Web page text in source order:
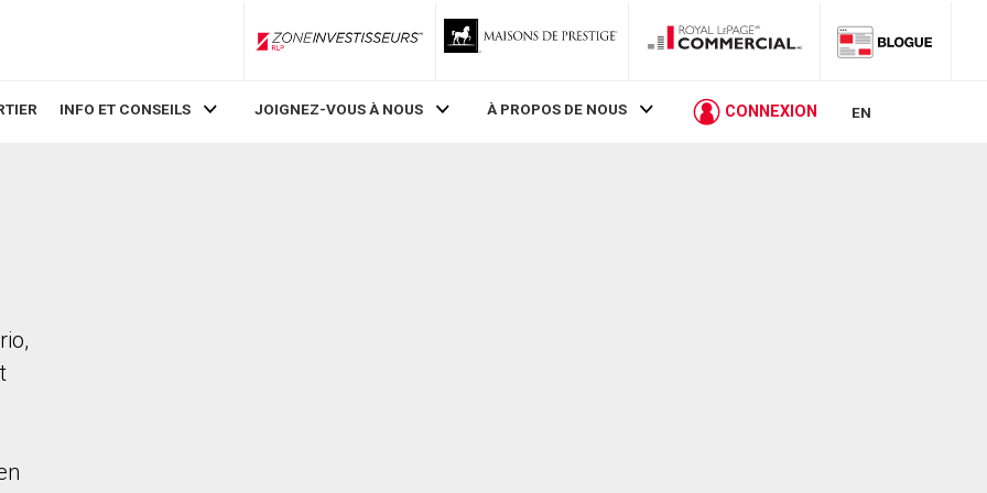
ZoneInvestisseurs RLP
INFO ET CONSEILS JOIGNEZ-VOUS À NOUS À PROPOS DE NOUS CONNEXION EN